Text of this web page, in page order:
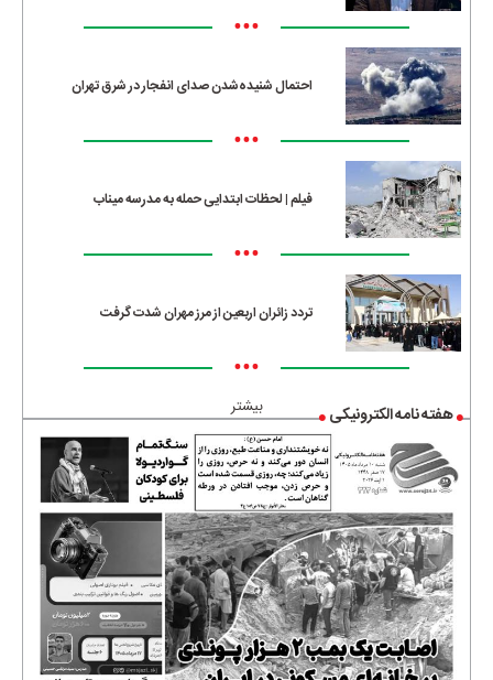
•••
احتمال شنیده‌شدن صدای انفجار در شرق تهران
•••
فیلم | لحظات ابتدایی حمله به مدرسه میناب
•••
تردد زائران اربعین از مرز مهران شدت گرفت
•••
بیشتر هفته نامه الکترونیکی